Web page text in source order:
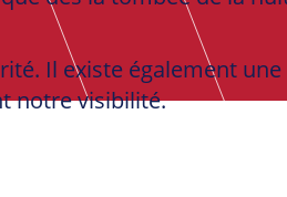
Il existe également
notre visibilité.